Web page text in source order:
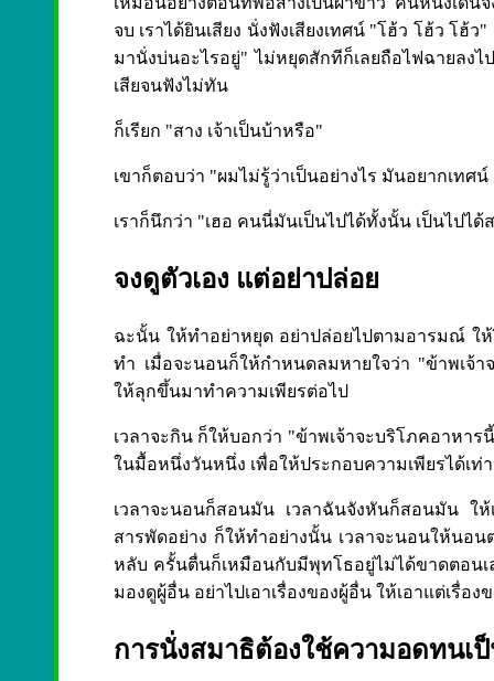
จบ เราได้ยินเสียง นั่งฟังเสียงเทศน์ "โฮ้ว โฮ้ว โ
มานั่งบ่นอะไรอยู่" ไม่หยุดสักทีก็เลยถือไฟฉายลง
เสียจนฟังไม่ทัน
ก็เรียก "สาง เจ้าเป็นบ้าหรือ"
เขาก็ตอบว่า "ผมไม่รู้ว่าเป็นอย่างไร มันอยากเทศ
เราก็นึกว่า "เฮอ คนนี่มันเป็นไปได้ทั้งนั้น เป็นไปได้
จงดูตัวเอง แต่อย่าปล่อย
ฉะนั้น ให้ทำอย่าหยุด อย่าปล่อยไปตามอารมณ์ ใ
ทำ เมื่อจะนอนก็ให้กำหนดลมหายใจว่า "ข้าพเจ้
ให้ลุกขึ้นมาทำความเพียรต่อไป
เวลาจะกิน ก็ให้บอกว่า "ข้าพเจ้าจะบริโภคอาหา
ในมื้อหนึ่งวันหนึ่ง เพื่อให้ประกอบความเพียรได้เท่
เวลาจะนอนก็สอนมัน เวลาฉันจังหันก็สอนมัน ใ
สารพัดอย่าง ก็ให้ทำอย่างนั้น เวลาจะนอนให้นอ
หลับ ครั้นตื่นก็เหมือนกับมีพุทโธอยู่ไม่ได้ขาดตอนเ
มองดูผู้อื่น อย่าไปเอาเรื่องของผู้อื่น ให้เอาแต่เรื่อง
การนั่งสมาธิต้องใช้ความอดทนเ